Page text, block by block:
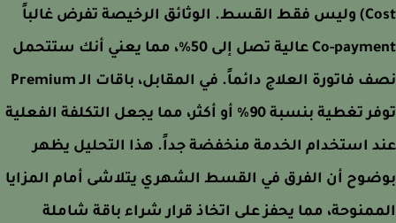
Cost) وليس فقط القسط. الوثائق الرخيصة تفرض غالباً
Co-payment عالية تصل إلى 50%، مما يعني أنك ستتحمل
نصف فاتورة العلاج دائماً. في المقابل، باقات الـ Premium
توفر تغطية بنسبة 90% أو أكثر، مما يجعل التكلفة الفعلية
استخدام الخدمة منخفضة جداً. هذا التحليل يظهر
أن الفرق في القسط الشهري يتلاشى أمام المزايا
مما يحفز على اتخاذ قرار شراء باقة شاملة